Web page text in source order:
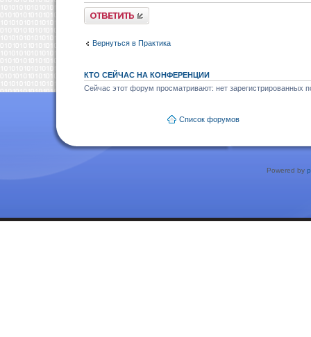
Ответить
Вернуться в Практика
КТО СЕЙЧАС НА КОНФЕРЕНЦИИ
Сейчас этот форум просматривают: нет зарегистрированных
Список форумов
Powered by